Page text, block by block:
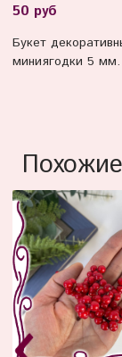
50 руб
Букет
миниягодки 5 мм.